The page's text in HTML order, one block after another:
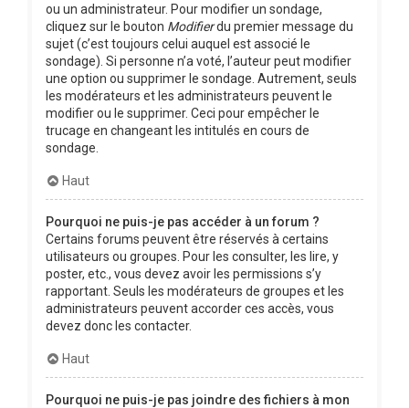
ou un administrateur. Pour modifier un sondage,
cliquez sur le bouton Modifierdu premier message du
sujet (c’est toujours celui auquel est associé le
sondage). Si personne n’a voté, l’auteur peut modifier
une option ou supprimer le sondage. Autrement, seuls
les modérateurs et les administrateurs peuvent le
modifier ou le supprimer. Ceci pour empêcher le
trucage en changeant les intitulés en cours de
sondage.
Haut
Pourquoi ne puis-je pas accéder à un forum ?
Certains forums peuvent être réservés à certains
utilisateurs ou groupes. Pour les consulter, les lire, y
poster, etc., vous devez avoir les permissions s’y
rapportant. Seuls les modérateurs de groupes et les
administrateurs peuvent accorder ces accès, vous
devez donc les contacter.
Haut
Pourquoi ne puis-je pas joindre des fichiers à mon